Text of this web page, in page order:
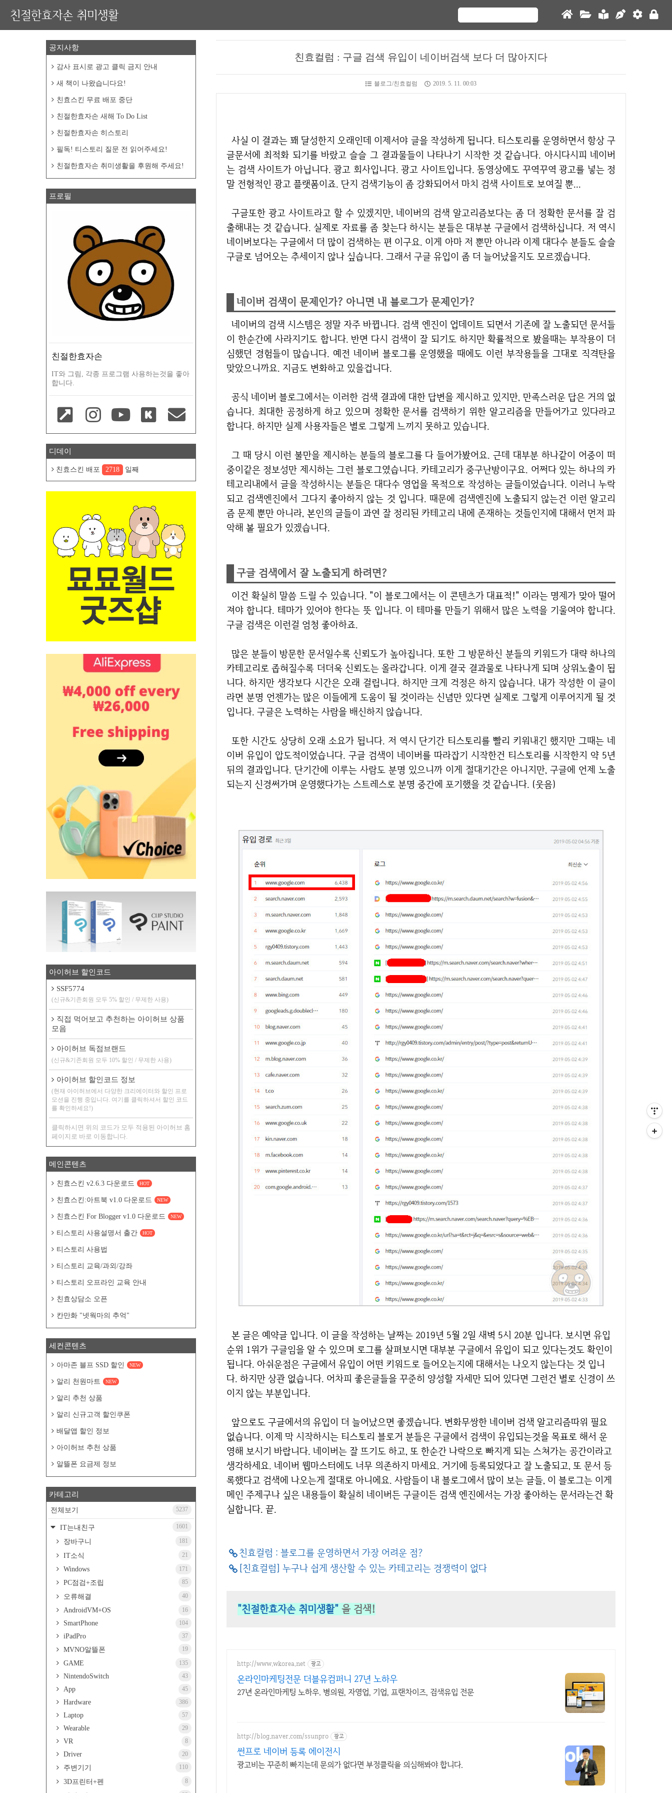
친절한효자손 취미생활
친효컬럼 : 구글 검색 유입이 네이버검색 보다 더 많아지다
블로그/친효컬럼 2019. 5. 11. 00:03
사실 이 결과는 꽤 달성한지 오래인데 이제서야 글을 작성하게 됩니다. 티스토리를 운영하면서 항상 구
글문서에 최적화 되기를 바랐고 슬슬 그 결과물들이 나타나기 시작한 것 같습니다. 아시다시피 네이버
는 검색 사이트가 아닙니다. 광고 회사입니다. 광고 사이트입니다. 동영상에도 꾸역꾸역 광고를 넣는 정
말 전형적인 광고 플랫폼이죠. 단지 검색기능이 좀 강화되어서 마치 검색 사이트로 보여질 뿐...
구글또한 광고 사이트라고 할 수 있겠지만, 네이버의 검색 알고리즘보다는 좀 더 정확한 문서를 잘 검
출해내는 것 같습니다. 실제로 자료를 좀 찾는다 하시는 분들은 대부분 구글에서 검색하십니다. 저 역시
네이버보다는 구글에서 더 많이 검색하는 편 이구요. 이게 아마 저 뿐만 아니라 이제 대다수 분들도 슬슬
구글로 넘어오는 추세이지 않나 싶습니다. 그래서 구글 유입이 좀 더 늘어났을지도 모르겠습니다.
네이버 검색이 문제인가? 아니면 내 블로그가 문제인가?
네이버의 검색 시스템은 정말 자주 바뀝니다. 검색 엔진이 업데이트 되면서 기존에 잘 노출되던 문서들
이 한순간에 사라지기도 합니다. 반면 다시 검색이 잘 되기도 하지만 확률적으로 봤을때는 부작용이 더
심했던 경험들이 많습니다. 예전 네이버 블로그를 운영했을 때에도 이런 부작용들을 그대로 직격탄을
맞았으니까요. 지금도 변화하고 있을겁니다.
공식 네이버 블로그에서는 이러한 검색 결과에 대한 답변을 제시하고 있지만, 만족스러운 답은 거의 없
습니다. 최대한 공정하게 하고 있으며 정확한 문서를 검색하기 위한 알고리즘을 만들어가고 있다라고
합니다. 하지만 실제 사용자들은 별로 그렇게 느끼지 못하고 있습니다.
그 때 당시 이런 불만을 제시하는 분들의 블로그를 다 들어가봤어요. 근데 대부분 하나같이 어중이 떠
중이같은 정보성만 제시하는 그런 블로그였습니다. 카테고리가 중구난방이구요. 어쩌다 있는 하나의 카
테고리내에서 글을 작성하시는 분들은 대다수 영업을 목적으로 작성하는 글들이었습니다. 이러니 누락
되고 검색엔진에서 그다지 좋아하지 않는 것 입니다. 때문에 검색엔진에 노출되지 않는건 이런 알고리
즘 문제 뿐만 아니라, 본인의 글들이 과연 잘 정리된 카테고리 내에 존재하는 것들인지에 대해서 먼저 파
악해 볼 필요가 있겠습니다.
구글 검색에서 잘 노출되게 하려면?
이건 확실히 말씀 드릴 수 있습니다. "이 블로그에서는 이 콘텐츠가 대표적!" 이라는 명제가 맞아 떨어
져야 합니다. 테마가 있어야 한다는 뜻 입니다. 이 테마를 만들기 위해서 많은 노력을 기울여야 합니다.
구글 검색은 이런걸 엄청 좋아하죠.
많은 분들이 방문한 문서일수록 신뢰도가 높아집니다. 또한 그 방문하신 분들의 키워드가 대략 하나의
카테고리로 좁혀질수록 더더욱 신뢰도는 올라갑니다. 이게 결국 결과물로 나타나게 되며 상위노출이 됩
니다. 하지만 생각보다 시간은 오래 걸립니다. 하지만 크게 걱정은 하지 않습니다. 내가 작성한 이 글이
라면 분명 언젠가는 많은 이들에게 도움이 될 것이라는 신념만 있다면 실제로 그렇게 이루어지게 될 것
입니다. 구글은 노력하는 사람을 배신하지 않습니다.
또한 시간도 상당히 오래 소요가 됩니다. 저 역시 단기간 티스토리를 빨리 키워내긴 했지만 그때는 네
이버 유입이 압도적이었습니다. 구글 검색이 네이버를 따라잡기 시작한건 티스토리를 시작한지 약 5년
뒤의 결과입니다. 단기간에 이루는 사람도 분명 있으니까 이게 절대기간은 아니지만, 구글에 언제 노출
되는지 신경써가며 운영했다가는 스트레스로 분명 중간에 포기했을 것 같습니다. (웃음)
본 글은 예약글 입니다. 이 글을 작성하는 날짜는 2019년 5월 2일 새벽 5시 20분 입니다. 보시면 유입
순위 1위가 구글임을 알 수 있으며 로그를 살펴보시면 대부분 구글에서 유입이 되고 있다는것도 확인이
됩니다. 아쉬운점은 구글에서 유입이 어떤 키워드로 들어오는지에 대해서는 나오지 않는다는 것 입니
다. 하지만 상관 없습니다. 어차피 좋은글들을 꾸준히 양성할 자세만 되어 있다면 그런건 별로 신경이 쓰
이지 않는 부분입니다.
앞으로도 구글에서의 유입이 더 늘어났으면 좋겠습니다. 변화무쌍한 네이버 검색 알고리즘따위 필요
없습니다. 이제 막 시작하시는 티스토리 블로거 분들은 구글에서 검색이 유입되는것을 목표로 해서 운
영해 보시기 바랍니다. 네이버는 잘 뜨기도 하고, 또 한순간 나락으로 빠지게 되는 스쳐가는 공간이라고
생각하세요. 네이버 웹마스터에도 너무 의존하지 마세요. 거기에 등록되었다고 잘 노출되고, 또 문서 등
록했다고 검색에 나오는게 절대로 아니에요. 사람들이 내 블로그에서 많이 보는 글들, 이 블로그는 이게
메인 주제구나 싶은 내용들이 확실히 네이버든 구글이든 검색 엔진에서는 가장 좋아하는 문서라는건 확
실합니다. 끝.
친효컬럼 : 블로그를 운영하면서 가장 어려운 점?
[친효컬럼] 누구나 쉽게 생산할 수 있는 카테고리는 경쟁력이 없다
"친절한효자손 취미생활" 을 검색!
http://www.wkorea.net 광고
온라인마케팅전문 더블유컴퍼니 27년 노하우
27년 온라인마케팅 노하우. 병의원, 자영업, 기업, 프랜차이즈, 검색유입 전문
http://blog.naver.com/ssunpro 광고
썬프로 네이버 등록 에이전시
광고비는 꾸준히 빠지는데 문의가 없다면 부정클릭을 의심해봐야 합니다.
공지사항
감사 표시로 광고 클릭 금지 안내
새 책이 나왔습니다요!
친효스킨 무료 배포 중단
친절한효자손 새해 To Do List
친절한효자손 히스토리
필독! 티스토리 질문 전 읽어주세요!
친절한효자손 취미생활을 후원해 주세요!
프로필
친절한효자손
IT와 그림, 각종 프로그램 사용하는것을 좋아
합니다.
디데이
친효스킨 배포 2718 일째
아이허브 할인코드
SSF5774
(신규&기존회원 모두 5% 할인 / 무제한 사용)
직접 먹어보고 추천하는 아이허브 상품
모음
아이허브 독점브랜드
(신규&기존회원 모두 10% 할인 / 무제한 사용)
아이허브 할인코드 정보
(현재 아이허브에서 다양한 크리에이터와 할인 프로
모션을 진행 중입니다. 여기를 클릭하셔서 할인 코드
를 확인하세요!)
클릭하시면 위의 코드가 모두 적용된 아이허브 홈
페이지로 바로 이동합니다.
메인콘텐츠
친효스킨 v2.6.3 다운로드 HOT
친효스킨:아트북 v1.0 다운로드 NEW
친효스킨 For Blogger v1.0 다운로드 NEW
티스토리 사용설명서 출간 HOT
티스토리 사용법
티스토리 교육/과외/강좌
티스토리 오프라인 교육 안내
친효상담소 오픈
칸만화 "넷웍마의 추억"
세컨콘텐츠
아마존 블프 SSD 할인 NEW
알리 천원마트 NEW
알리 추천 상품
알리 신규고객 할인쿠폰
배달앱 할인 정보
아이허브 추천 상품
알뜰폰 요금제 정보
카테고리
전체보기 5237
IT는내친구 1601
장바구니 181
IT소식 21
Windows 171
PC점검+조립 85
오류해결 40
AndroidVM+OS 16
SmartPhone 104
iPadPro 37
MVNO알뜰폰 19
GAME 135
NintendoSwitch 43
App 45
Hardware 386
Laptop 57
Wearable 29
VR 8
Driver 20
주변기기 110
3D프린터+펜 8